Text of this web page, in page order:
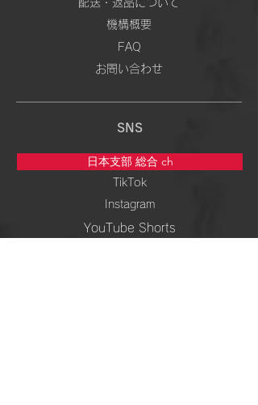
配送・返品について
機構概要
FAQ
お問い合わせ
SNS
日本支部 総合 ch
TikTok
Instagram
YouTube Shorts